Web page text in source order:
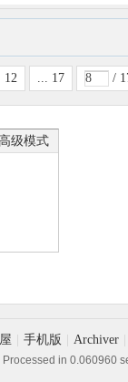
12 ... 17 /
高级模式
手机版 Archiver
, Processed in 0.060960